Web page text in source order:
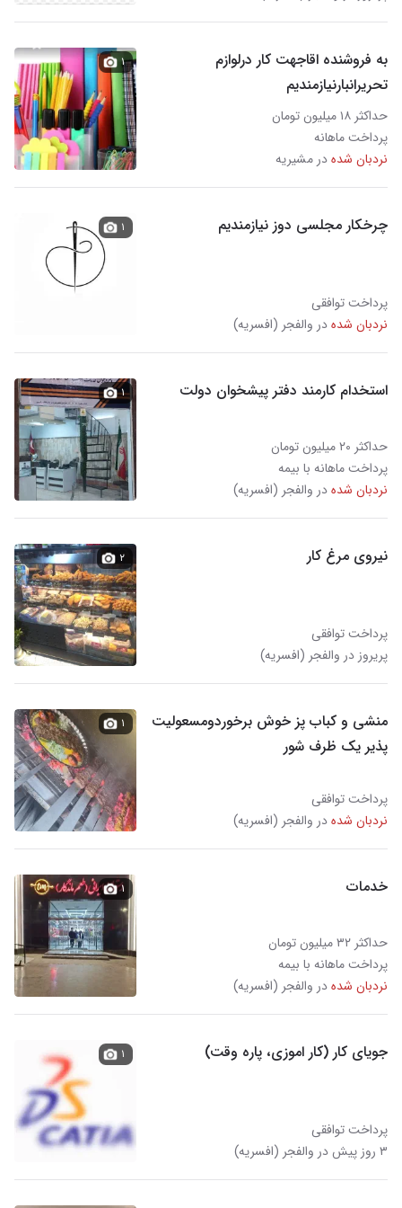
به فروشنده اقاجهت کار درلوازم
تحریرانبارنیازمندیم
حداکثر ۱۸ میلیون تومان
پرداخت ماهانه
نردبان شدهدر مشیریه
۱
چرخکار مجلسی دوز نیازمندیم
پرداخت توافقی
نردبان شدهدر والفجر (افسریه)
۱
استخدام کارمند دفتر پیشخوان دولت
حداکثر ۲۰ میلیون تومان
پرداخت ماهانه با بیمه
نردبان شدهدر والفجر (افسریه)
۱
نیروی مرغ کار
پرداخت توافقی
پریروز در والفجر (افسریه)
۲
منشی و کباب پز خوش برخوردومسعولیت
پذیر یک ظرف شور
پرداخت توافقی
نردبان شدهدر والفجر (افسریه)
۱
خدمات
حداکثر ۳۲ میلیون تومان
پرداخت ماهانه با بیمه
نردبان شدهدر والفجر (افسریه)
۱
جویای کار (کار اموزی، پاره وقت)
پرداخت توافقی
۳ روز پیش در والفجر (افسریه)
۱